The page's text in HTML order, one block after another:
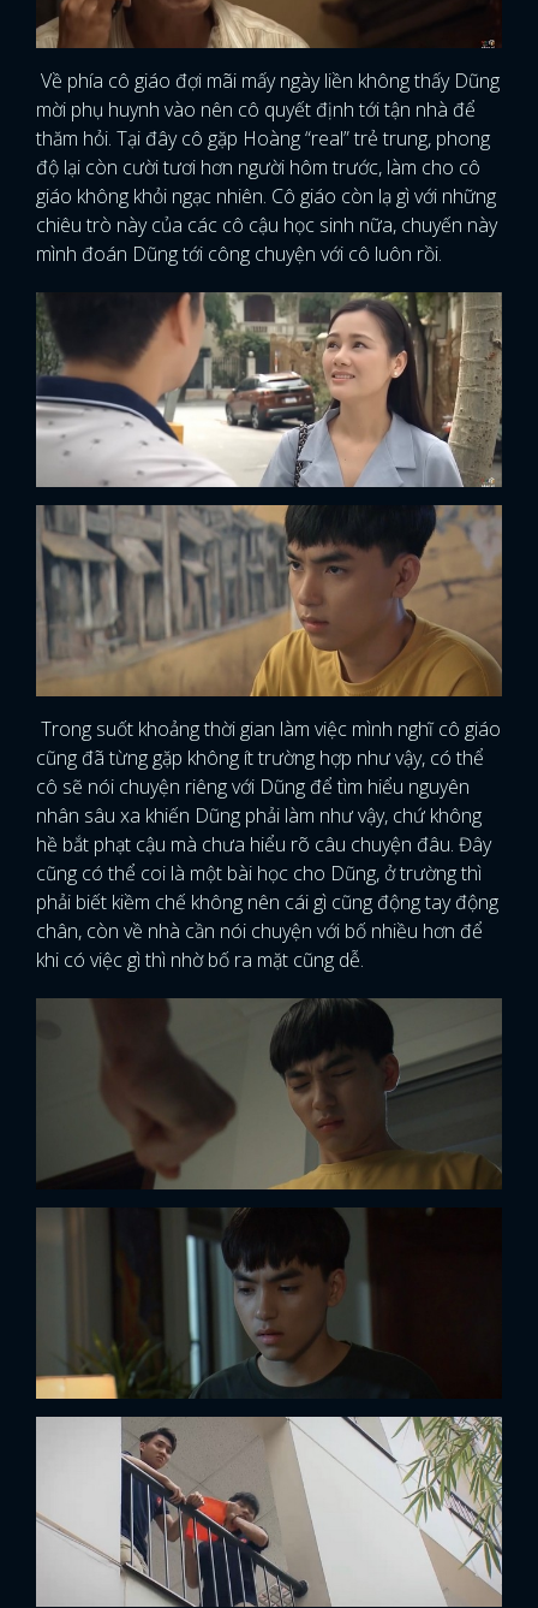
Về phía cô giáo đợi mãi mấy ngày liền không thấy Dũng
mời phụ huynh vào nên cô quyết định tới tận nhà để
thăm hỏi. Tại đây cô gặp Hoàng “real” trẻ trung, phong
độ lại còn cười tươi hơn người hôm trước, làm cho cô
giáo không khỏi ngạc nhiên. Cô giáo còn lạ gì với những
chiêu trò này của các cô cậu học sinh nữa, chuyến này
mình đoán Dũng tới công chuyện với cô luôn rồi.
Trong suốt khoảng thời gian làm việc mình nghĩ cô giáo
cũng đã từng gặp không ít trường hợp như vậy, có thể
cô sẽ nói chuyện riêng với Dũng để tìm hiểu nguyên
nhân sâu xa khiến Dũng phải làm như vậy, chứ không
hề bắt phạt cậu mà chưa hiểu rõ câu chuyện đâu. Đây
cũng có thể coi là một bài học cho Dũng, ở trường thì
phải biết kiềm chế không nên cái gì cũng động tay động
chân, còn về nhà cần nói chuyện với bố nhiều hơn để
khi có việc gì thì nhờ bố ra mặt cũng dễ.